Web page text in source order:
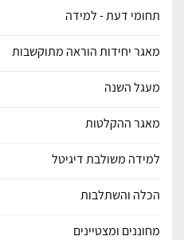
תחומי דעת - למידה
מאגר יחידות הוראה מתוקשבות
מעגל השנה
מאגר ההקלטות
למידה משולבת דיגיטל
הכלה והשתלבות
מחוננים ומצטיינים